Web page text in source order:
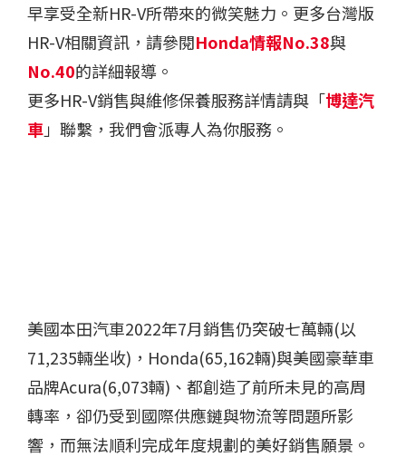
早享受全新HR-V所帶來的微笑魅力。更多台灣版
HR-V相關資訊，請參閱Honda情報No.38與
No.40的詳細報導。
更多HR-V銷售與維修保養服務詳情請與「博達汽
車」聯繫，我們會派專人為你服務。
美國本田汽車2022年7月銷售仍突破七萬輛(以
71,235輛坐收)，Honda(65,162輛)與美國豪華車
品牌Acura(6,073輛)、都創造了前所未見的高周
轉率，卻仍受到國際供應鏈與物流等問題所影
響，而無法順利完成年度規劃的美好銷售願景。